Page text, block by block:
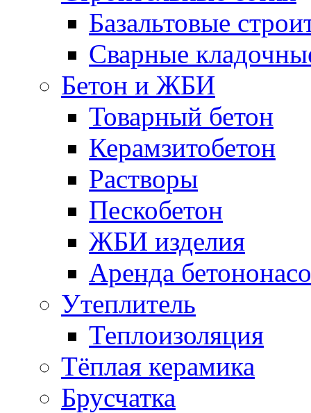
Базальтовые
Сварные
Бетон и ЖБИ
Товарный бетон
Керамзитобетон
Растворы
Пескобетон
ЖБИ изделия
Аренда
Утеплитель
Теплоизоляция
Тёплая керамика
Брусчатка